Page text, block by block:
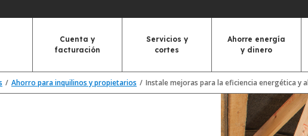
Cuenta y
facturación
Servicios y
cortes
Ahorre energía
y dinero
Ahorro para inquilinos y propietarios Instale mejoras para la eficiencia energética y